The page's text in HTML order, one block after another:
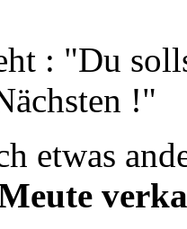
: "Du
!"
etwas